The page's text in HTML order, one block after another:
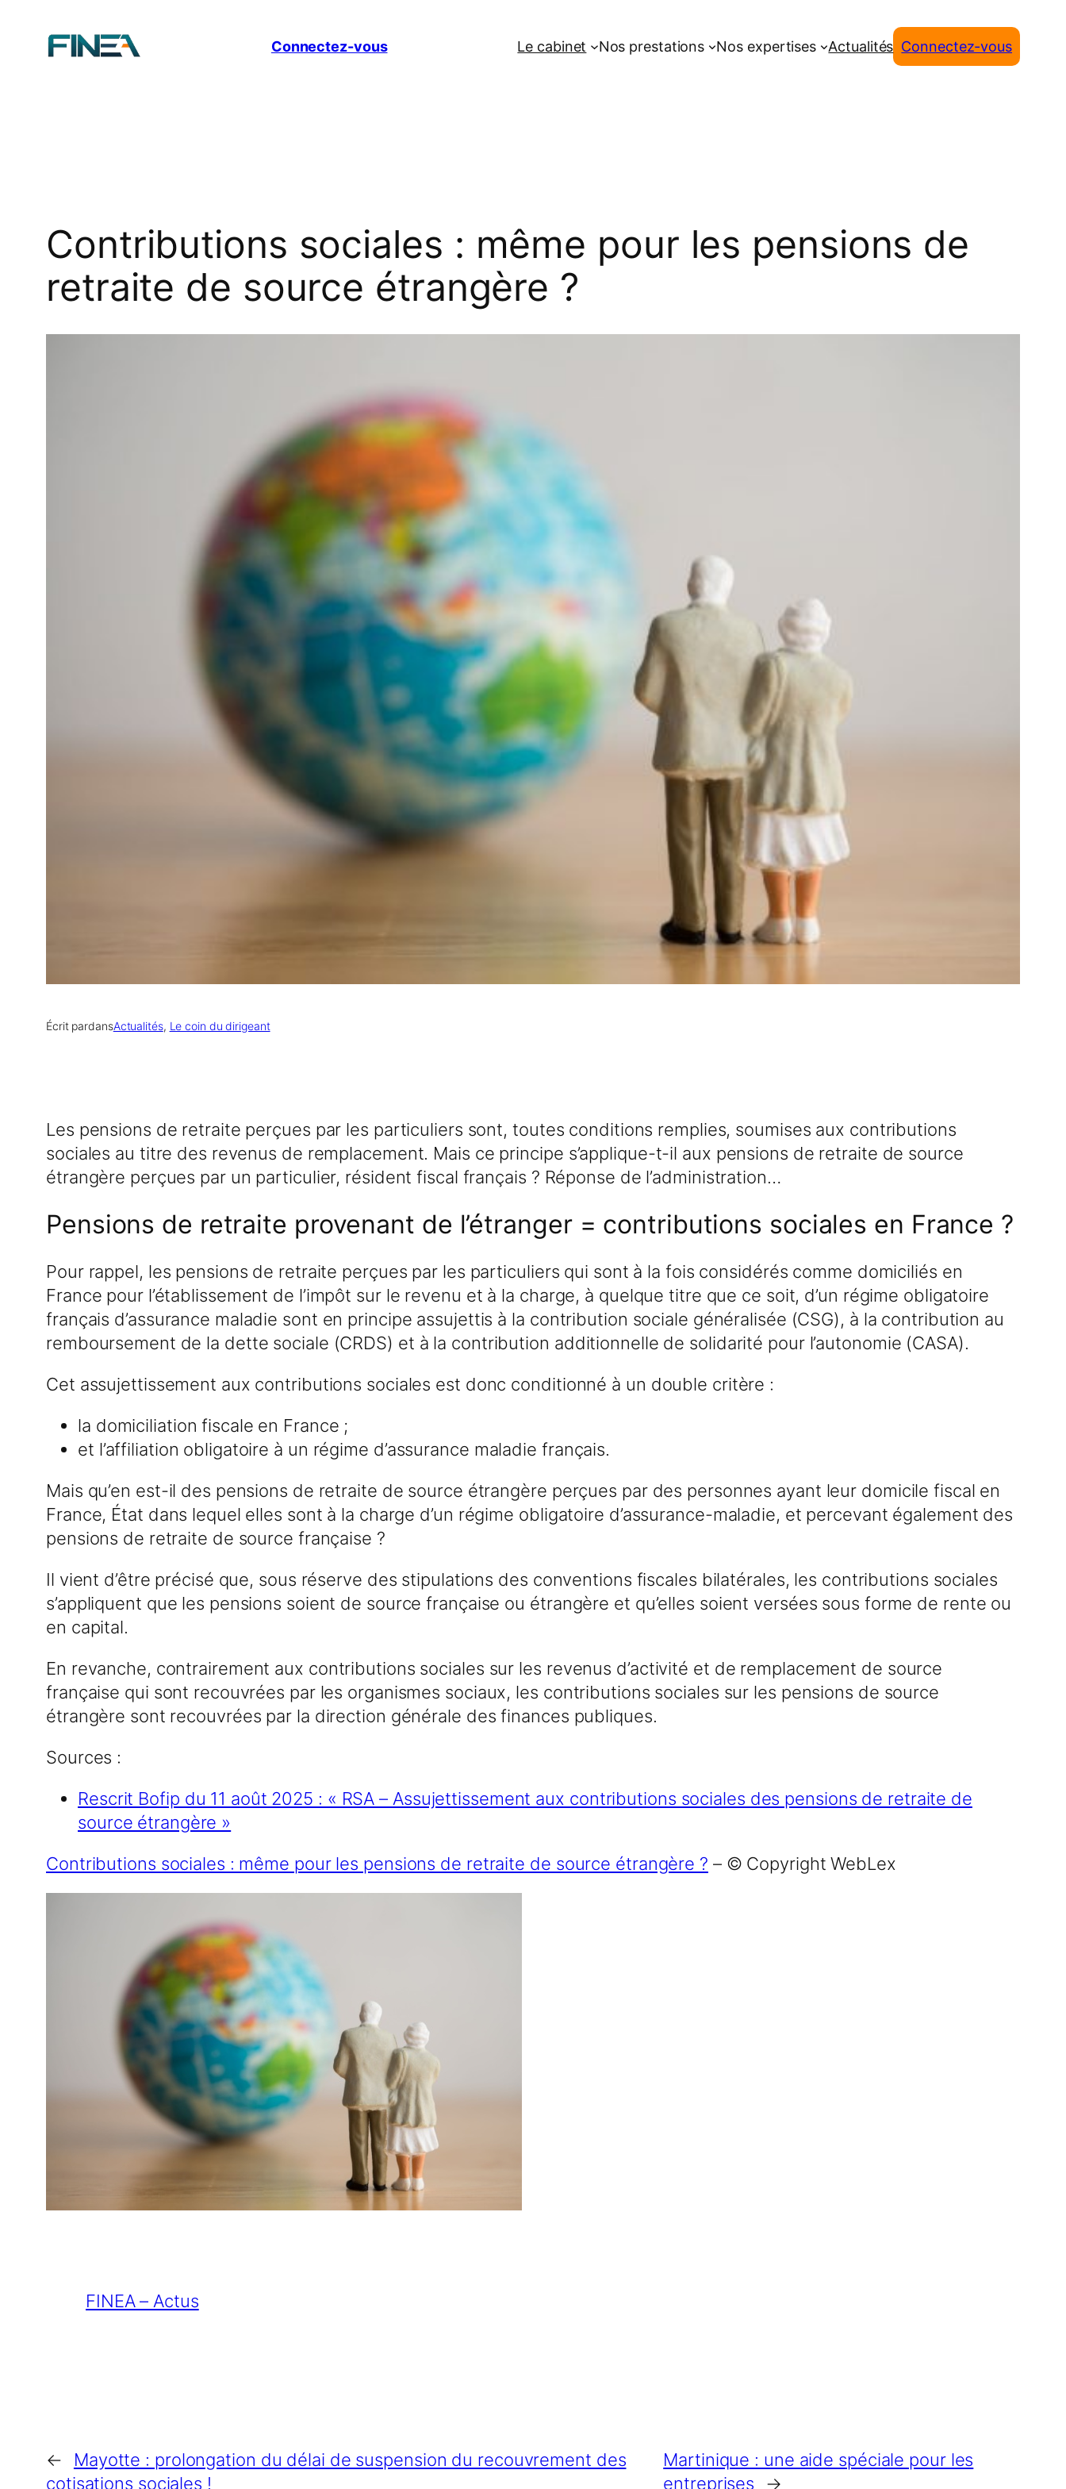
Connectez-vous Le cabinet Nos prestations Nos expertises Actualités Connectez-vous
Contributions sociales : même pour les pensions de
retraite de source étrangère ?
Écrit pardansActualités, Le coin du dirigeant
Les pensions de retraite perçues par les particuliers sont, toutes conditions remplies, soumises aux contributions
sociales au titre des revenus de remplacement. Mais ce principe s’applique-t-il aux pensions de retraite de source
étrangère perçues par un particulier, résident fiscal français ? Réponse de l’administration…
Pensions de retraite provenant de l’étranger = contributions sociales en France ?
Pour rappel, les pensions de retraite perçues par les particuliers qui sont à la fois considérés comme domiciliés en
France pour l’établissement de l’impôt sur le revenu et à la charge, à quelque titre que ce soit, d’un régime obligatoire
français d’assurance maladie sont en principe assujettis à la contribution sociale généralisée (CSG), à la contribution au
remboursement de la dette sociale (CRDS) et à la contribution additionnelle de solidarité pour l’autonomie (CASA).
Cet assujettissement aux contributions sociales est donc conditionné à un double critère :
la domiciliation fiscale en France ;
et l’affiliation obligatoire à un régime d’assurance maladie français.
Mais qu’en est-il des pensions de retraite de source étrangère perçues par des personnes ayant leur domicile fiscal en
France, État dans lequel elles sont à la charge d’un régime obligatoire d’assurance-maladie, et percevant également des
pensions de retraite de source française ?
Il vient d’être précisé que, sous réserve des stipulations des conventions fiscales bilatérales, les contributions sociales
s’appliquent que les pensions soient de source française ou étrangère et qu’elles soient versées sous forme de rente ou
en capital.
En revanche, contrairement aux contributions sociales sur les revenus d’activité et de remplacement de source
française qui sont recouvrées par les organismes sociaux, les contributions sociales sur les pensions de source
étrangère sont recouvrées par la direction générale des finances publiques.
Sources :
Rescrit Bofip du 11 août 2025 : « RSA – Assujettissement aux contributions sociales des pensions de retraite de
source étrangère »
Contributions sociales : même pour les pensions de retraite de source étrangère ? – © Copyright WebLex
FINEA – Actus
←
Mayotte : prolongation du délai de suspension du recouvrement des
cotisations sociales !
Martinique : une aide spéciale pour les
entreprises
→